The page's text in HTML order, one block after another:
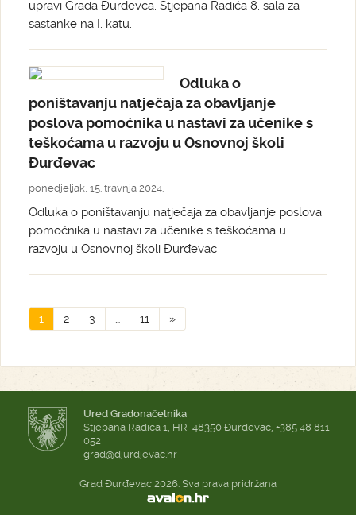
upravi Grada Đurđevca, Stjepana Radića 8, sala za
sastanke na I. katu.
Odluka o
poništavanju natječaja za obavljanje
poslova pomoćnika u nastavi za učenike s
teškoćama u razvoju u Osnovnoj školi
Đurđevac
ponedjeljak, 15. travnja 2024.
Odluka o poništavanju natječaja za obavljanje poslova
pomoćnika u nastavi za učenike s teškoćama u
razvoju u Osnovnoj školi Đurđevac
1 2 3 11 »
Ured Gradonačelnika
Stjepana Radića 1, HR-48350 Đurđevac, +385 48 811
052
grad@djurdjevac.hr
Grad Đurđevac 2026. Sva prava pridržana